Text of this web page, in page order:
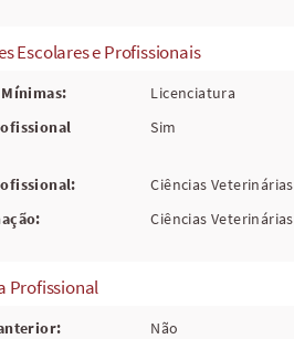
Escolares e Profissionais
Licenciatura
Sim
Ciências Veterinárias
Ciências Veterinárias
Profissional
Não